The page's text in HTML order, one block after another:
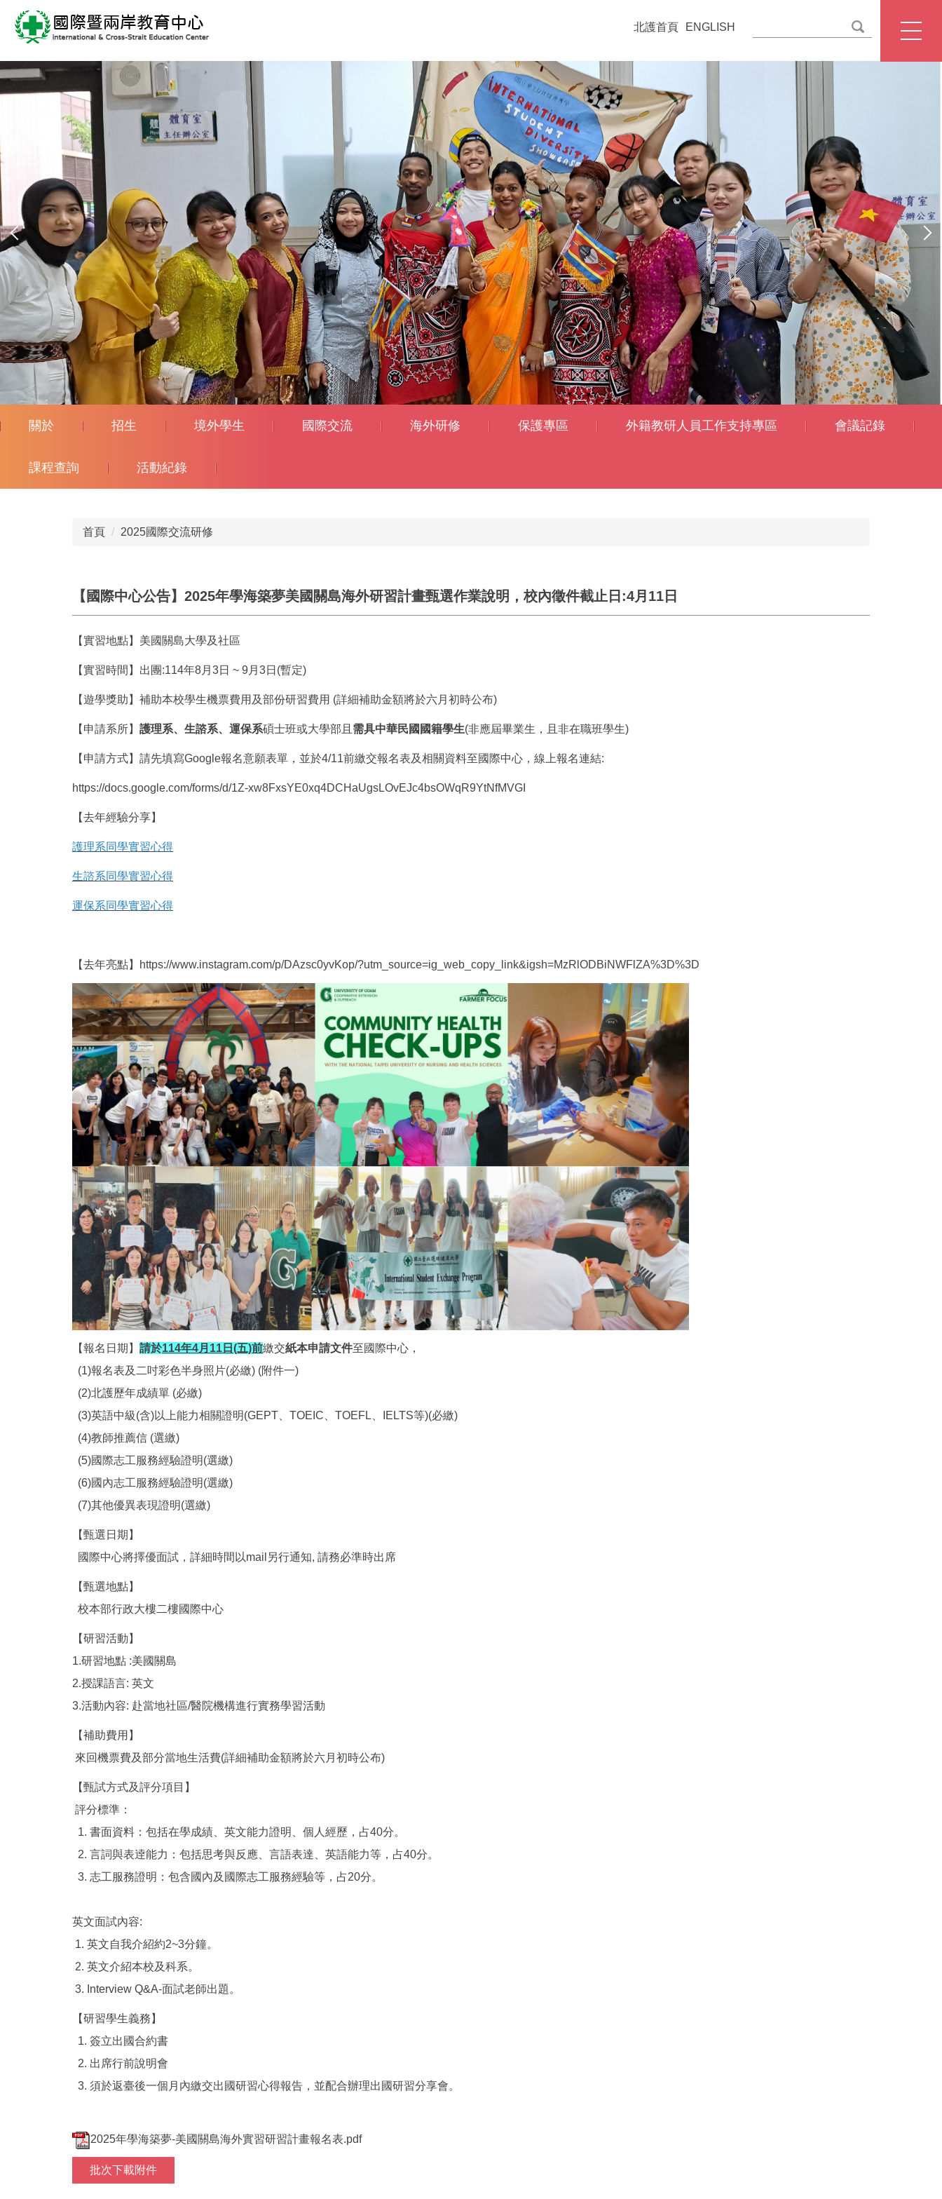
到
要
內
容
北護首頁 ENGLISH
關於 招生 境外學生 國際交流 海外研修 保護專區 外籍教研人員工作支持專區 會議記錄
課程查詢 活動紀錄
首頁 2025國際交流研修
【國際中心公告】2025年學海築夢美國關島海外研習計畫甄選作業說明，校內徵件截止日:4月11日
【實習地點】美國關島大學及社區
【實習時間】出團:114年8月3日 ~ 9月3日(暫定)
【遊學獎助】補助本校學生機票費用及部份研習費用 (詳細補助金額將於六月初時公布)
【申請系所】 護理系、生諮系、運保系碩士班或大學部且 需具中華民國國籍學生(非應屆畢業生，且非在職班學生)
【申請方式】請先填寫Google報名意願表單，並於4/11前繳交報名表及相關資料至國際中心，線上報名連結:
https://docs.google.com/forms/d/1Z-xw8FxsYE0xq4DCHaUgsLOvEJc4bsOWqR9YtNfMVGI
【去年經驗分享】
護理系同學實習心得
生諮系同學實習心得
運保系同學實習心得
【去年亮點】 https://www.instagram.com/p/DAzsc0yvKop/?utm_source=ig_web_copy_link&igsh=MzRlODBiNWFlZA%3D%3D
【報名日期】 請於114年4月11日(五)前繳交紙本申請文件至國際中心，
(1)報名表及二吋彩色半身照片(必繳) (附件一)
(2)北護歷年成績單 (必繳)
(3)英語中級(含)以上能力相關證明(GEPT、TOEIC、TOEFL、IELTS等)(必繳)
(4)教師推薦信 (選繳)
(5)國際志工服務經驗證明(選繳)
(6)國內志工服務經驗證明(選繳)
(7)其他優異表現證明(選繳)
【甄選日期】
國際中心將擇優面試，詳細時間以mail另行通知, 請務必準時出席
【甄選地點】
校本部行政大樓二樓國際中心
【研習活動】
1.研習地點 :美國關島
2.授課語言: 英文
3.活動內容: 赴當地社區/醫院機構進行實務學習活動
【補助費用】
來回機票費及部分當地生活費(詳細補助金額將於六月初時公布)
【甄試方式及評分項目】
評分標準：
1. 書面資料：包括在學成績、英文能力證明、個人經歷，占40分。
2. 言詞與表逹能力：包括思考與反應、言語表達、英語能力等，占40分。
3. 志工服務證明：包含國內及國際志工服務經驗等，占20分。
英文面試內容:
1. 英文自我介紹約2~3分鐘。
2. 英文介紹本校及科系。
3. Interview Q&A-面試老師出題。
【研習學生義務】
1. 簽立出國合約書
2. 出席行前說明會
3. 須於返臺後一個月內繳交出國研習心得報告，並配合辦理出國研習分享會。
2025年學海築夢-美國關島海外實習研習計畫報名表.pdf
批次下載附件